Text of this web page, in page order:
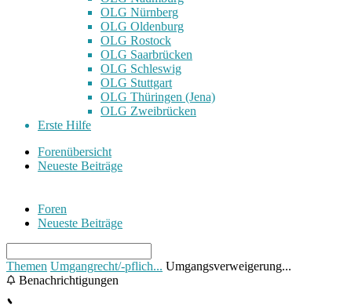
OLG Nürnberg
OLG Oldenburg
OLG Rostock
OLG Saarbrücken
OLG Schleswig
OLG Stuttgart
OLG Thüringen (Jena)
OLG Zweibrücken
Erste Hilfe
Forenübersicht
Neueste Beiträge
Foren
Neueste Beiträge
Themen Umgangrecht/-pflich... Umgangsverweigerung...
Benachrichtigungen